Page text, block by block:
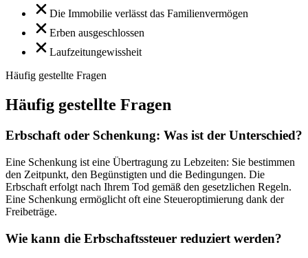
Die Immobilie verlässt das Familienvermögen
Erben ausgeschlossen
Laufzeitungewissheit
Häufig gestellte Fragen
Häufig gestellte Fragen
Erbschaft oder Schenkung: Was ist der Unterschied?
Eine Schenkung ist eine Übertragung zu Lebzeiten: Sie bestimmen
den Zeitpunkt, den Begünstigten und die Bedingungen. Die
Erbschaft erfolgt nach Ihrem Tod gemäß den gesetzlichen Regeln.
Eine Schenkung ermöglicht oft eine Steueroptimierung dank der
Freibeträge.
Wie kann die Erbschaftssteuer reduziert werden?